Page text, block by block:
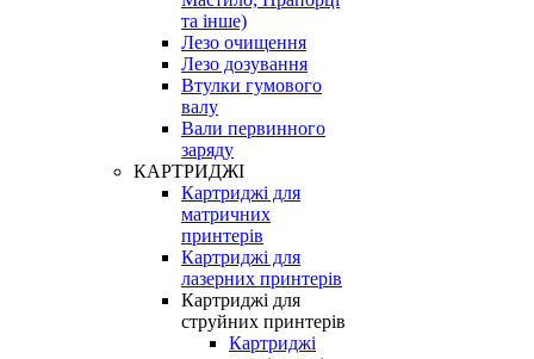
та інше)
Лезо очищення
Лезо дозування
Втулки гумового
валу
Вали первинного
заряду
КАРТРИДЖІ
Картриджі для
матричних
принтерів
Картриджі для
лазерних принтерів
Картриджі для
струйних принтерів
Картриджі